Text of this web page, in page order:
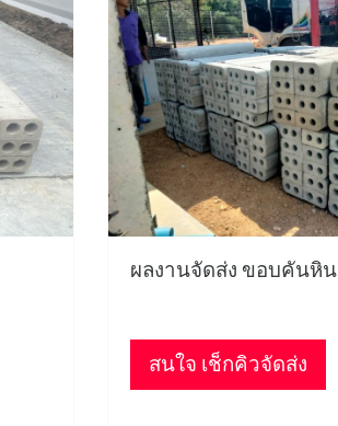
ผลงานจัดส่ง ขอบคันหิน
สนใจ เช็กคิวจัดส่ง